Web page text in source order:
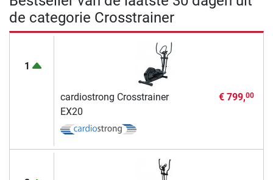
de categorie Crosstrainer
1
cardiostrong Crosstrainer
EX20
€ 799,00